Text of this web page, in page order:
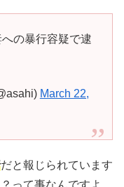
の暴行容疑で逮
March 22,
だと報じられています